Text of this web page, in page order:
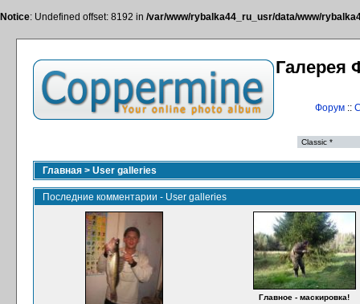
Notice: Undefined offset: 8192 in /var/www/rybalka44_ru_usr/data/www/
Галерея
Форум::
Главная > User galleries
Последние комментарии - User galleries
Главное - маскировка!